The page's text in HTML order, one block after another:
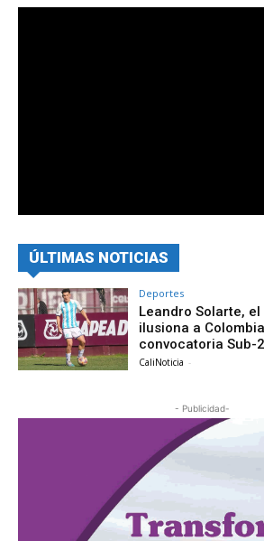
ÚLTIMAS NOTICIAS
Deportes
Leandro Solarte,
ilusiona a
convocatoria Sub-
CaliNoticia -
- Publicidad-